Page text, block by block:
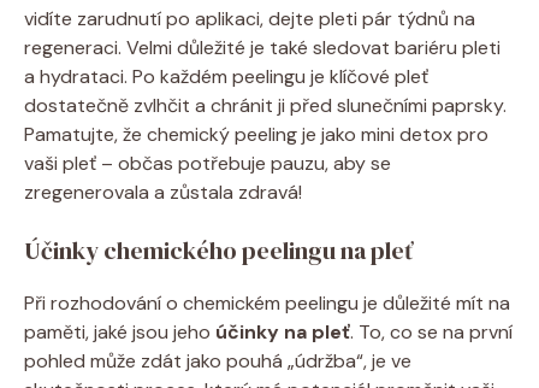
vidíte zarudnutí po aplikaci, dejte pleti pár týdnů na
regeneraci. Velmi důležité je také‍ sledovat bariéru pleti
a hydrataci. Po každém peelingu je klíčové pleť
dostatečně zvlhčit a chránit ji před slunečními paprsky.
⁤Pamatujte, že chemický peeling je jako mini detox pro
vaši pleť – občas potřebuje pauzu, aby se
zregenerovala a zůstala zdravá!
Účinky chemického peelingu na pleť
Při rozhodování o chemickém peelingu je důležité ⁢mít na
paměti, jaké‌ jsou jeho účinky na pleť. To, co se na první
pohled může zdát jako pouhá „údržba“,‌ je ve​